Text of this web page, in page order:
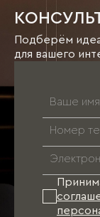
Подберём
для вашего